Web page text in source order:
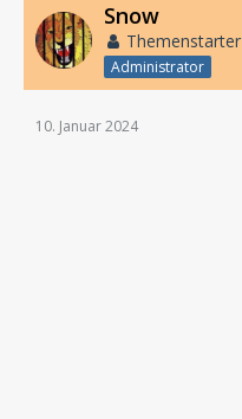
Snow
Themenstarter
Administrator
10. Januar 2024